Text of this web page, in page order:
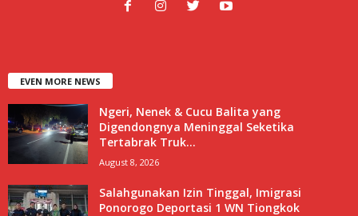
EVEN MORE NEWS
Ngeri, Nenek & Cucu Balita yang
Digendongnya Meninggal Seketika
Tertabrak Truk...
August 8, 2026
Salahgunakan Izin Tinggal, Imigrasi
Ponorogo Deportasi 1 WN Tiongkok